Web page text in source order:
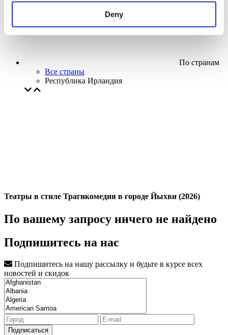
Deny
По странам
Все страны
Республика Ирландия
Театры в стиле Трагикомедия в городе Йыхви (2026)
По вашему запросу ничего не найдено
Подпишитесь на нас
Подпишитесь на нашу рассылку и будьте в курсе всех
новостей и скидок
Подписаться